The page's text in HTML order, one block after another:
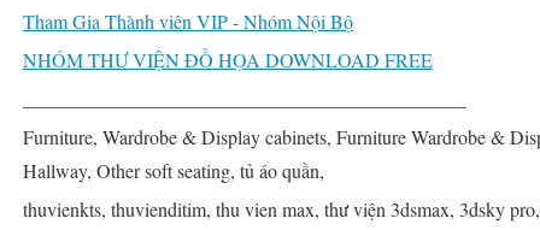
Tham Gia Thành viên VIP - Nhóm Nội Bộ
NHÓM THƯ VIỆN ĐỒ HỌA DOWNLOAD FREE
Furniture, Wardrobe & Display cabinets, Furniture Wardrobe &
Hallway, Other soft seating, tủ áo quần,
thuvienkts, thuvienditim, thu vien max, thư viện 3dsmax, 3dsky